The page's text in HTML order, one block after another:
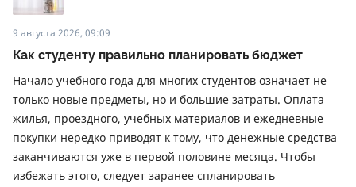
9 августа 2026, 09:09
Как студенту правильно планировать бюджет
Начало учебного года для многих студентов означает не
только новые предметы, но и большие затраты. Оплата
жилья, проездного, учебных материалов и ежедневные
покупки нередко приводят к тому, что денежные средства
заканчиваются уже в первой половине месяца. Чтобы
избежать этого, следует заранее спланировать